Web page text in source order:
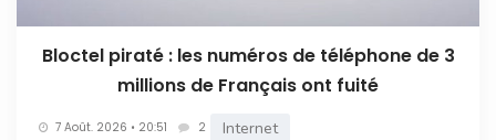
Bloctel piraté : les numéros de téléphone de 3
millions de Français ont fuité
7 Août. 2026 • 20:51 2 Internet